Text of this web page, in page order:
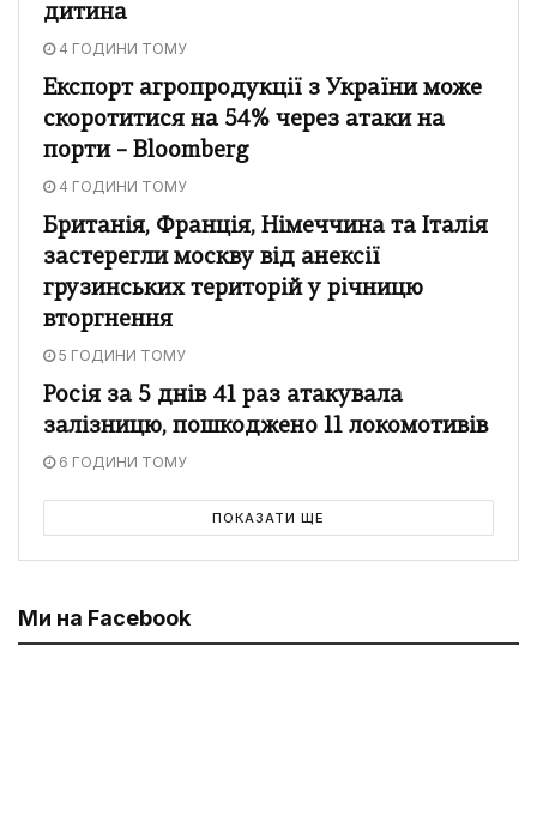
дитина
4 ГОДИНИ ТОМУ
Експорт агропродукції з України може
скоротитися на 54% через атаки на
порти – Bloomberg
4 ГОДИНИ ТОМУ
Британія, Франція, Німеччина та Італія
застерегли москву від анексії
грузинських територій у річницю
вторгнення
5 ГОДИНИ ТОМУ
Росія за 5 днів 41 раз атакувала
залізницю, пошкоджено 11 локомотивів
6 ГОДИНИ ТОМУ
ПОКАЗАТИ ЩЕ
Ми на Facebook